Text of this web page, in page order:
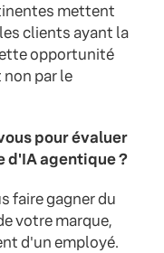
mettent
clients ayant la
opportunité
par le
pour évaluer
d'IA agentique ?
faire gagner du
votre marque,
d'un employé.